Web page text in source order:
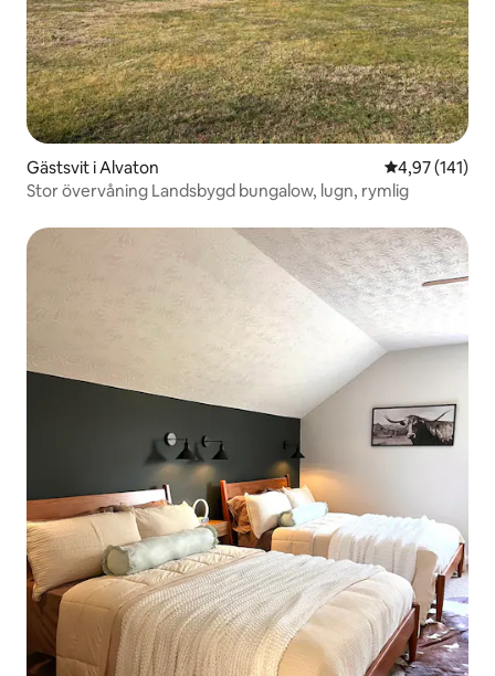
Gästsvit i Alvaton 4,97 av 5 i
4,97 (141)
Stor övervåning Landsbygd bungalow, lugn, rymlig